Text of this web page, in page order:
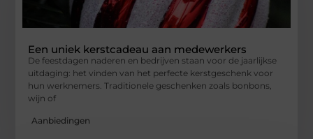
Een uniek kerstcadeau aan medewerkers
De feestdagen naderen en bedrijven staan voor de jaarlijkse
uitdaging: het vinden van het perfecte kerstgeschenk voor
hun werknemers. Traditionele geschenken zoals bonbons,
wijn of
Aanbiedingen